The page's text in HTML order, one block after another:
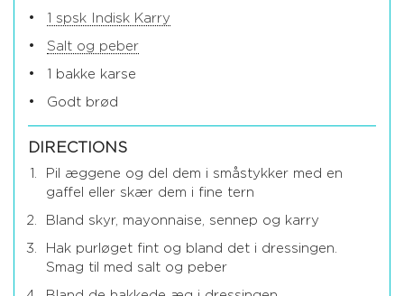
1 spsk Indisk Karry
Salt og peber
1 bakke karse
Godt brød
DIRECTIONS
Pil æggene og del dem i småstykker med en
gaffel eller skær dem i fine tern
Bland skyr, mayonnaise, sennep og karry
Hak purløget fint og bland det i dressingen.
Smag til med salt og peber